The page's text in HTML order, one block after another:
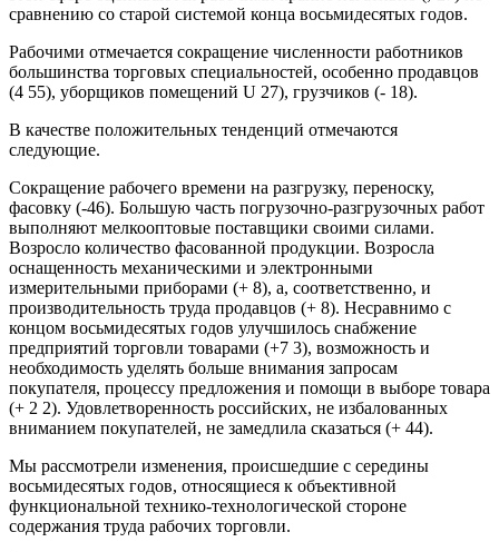
сравнению со старой системой конца восьмидесятых годов.
Рабочими отмечается сокращение численности работников
большинства торговых специальностей, особенно продавцов
(4 55), уборщиков помещений U 27), грузчиков (- 18).
В качестве положительных тенденций отмечаются
следующие.
Сокращение рабочего времени на разгрузку, переноску,
фасовку (-46). Большую часть погрузочно-разгрузочных работ
выполняют мелкооптовые поставщики своими силами.
Возросло количество фасованной продукции. Возросла
оснащенность механическими и электронными
измерительными приборами (+ 8), а, соответственно, и
производительность труда продавцов (+ 8). Несравнимо с
концом восьмидесятых годов улучшилось снабжение
предприятий торговли товарами (+7 3), возможность и
необходимость уделять больше внимания запросам
покупателя, процессу предложения и помощи в выборе товара
(+ 2 2). Удовлетворенность российских, не избалованных
вниманием покупателей, не замедлила сказаться (+ 44).
Мы рассмотрели изменения, происшедшие с середины
восьмидесятых годов, относящиеся к объективной
функциональной технико-технологической стороне
содержания труда рабочих торговли.